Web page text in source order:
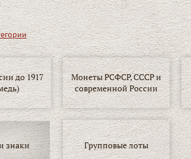
до 1917
Монеты РСФСР, СССР и
современной России
знаки Групповые лоты